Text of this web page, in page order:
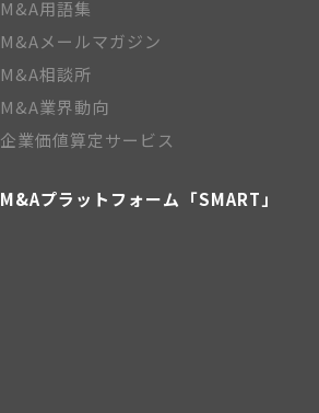
M&A用語集
M&Aメールマガジン
M&A相談所
M&A業界動向
企業価値算定サービス
M&Aプラットフォーム「SMART」